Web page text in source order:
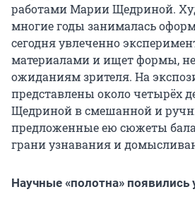
работами Марии Щедриной.
многие годы занималась
сегодня увлеченно
материалами и ищет формы,
ожиданиям зрителя. На
представлены около четырёх
Щедриной в смешанной и
предложенные ею сюжеты
грани узнавания и
Научные «полотна»